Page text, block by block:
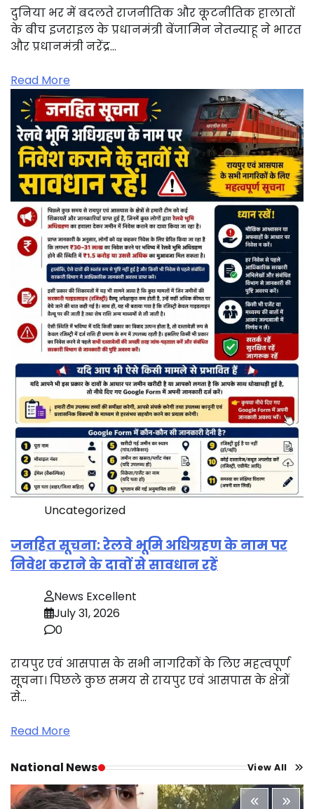
दुनिया भर में बदलते राजनीतिक और कूटनीतिक हालातों
के बीच इजराइल के प्रधानमंत्री बेंजामिन नेतन्याहू ने भारत
और प्रधानमंत्री नरेंद्र…
Read More
Uncategorized
जनहित सूचना: रेलवे भूमि अधिग्रहण के नाम पर
निवेश कराने के दावों से सावधान रहें
News Excellent
July 31, 2026
0
रायपुर एवं आसपास के सभी नागरिकों के लिए महत्वपूर्ण
सूचना। पिछले कुछ समय से रायपुर एवं आसपास के क्षेत्रों
से…
Read More
National News View All